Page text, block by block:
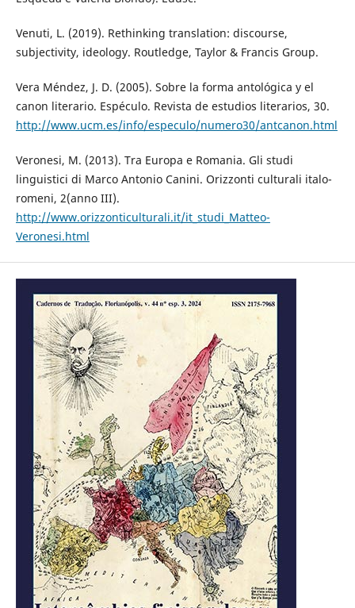
Venuti, L. (2019). Rethinking translation: discourse,
subjectivity, ideology. Routledge, Taylor & Francis Group.
Vera Méndez, J. D. (2005). Sobre la forma antológica y el
canon literario. Espéculo. Revista de estudios literarios, 30.
http://www.ucm.es/info/especulo/numero30/antcanon.html
Veronesi, M. (2013). Tra Europa e Romania. Gli studi
linguistici di Marco Antonio Canini. Orizzonti culturali italo-
romeni, 2(anno III).
http://www.orizzonticulturali.it/it_studi_Matteo-
Veronesi.html